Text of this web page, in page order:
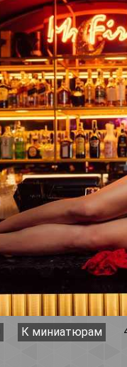
К миниатюрам